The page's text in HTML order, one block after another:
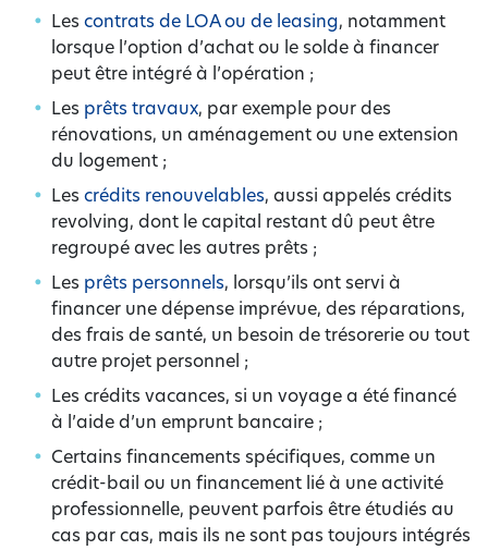
Les contrats de LOA ou de leasing, notamment
lorsque l’option d’achat ou le solde à financer
peut être intégré à l’opération ;
Les prêts travaux, par exemple pour des
rénovations, un aménagement ou une extension
du logement ;
Les crédits renouvelables, aussi appelés crédits
revolving, dont le capital restant dû peut être
regroupé avec les autres prêts ;
Les prêts personnels, lorsqu’ils ont servi à
financer une dépense imprévue, des réparations,
des frais de santé, un besoin de trésorerie ou tout
autre projet personnel ;
Les crédits vacances, si un voyage a été financé
à l’aide d’un emprunt bancaire ;
Certains financements spécifiques, comme un
crédit-bail ou un financement lié à une activité
professionnelle, peuvent parfois être étudiés au
cas par cas, mais ils ne sont pas toujours intégrés